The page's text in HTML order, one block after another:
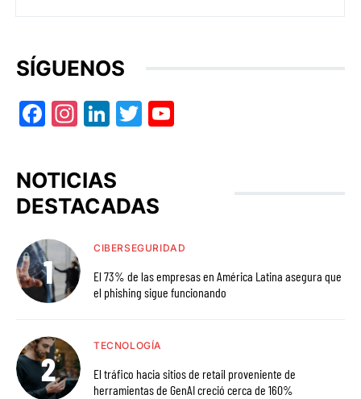
SÍGUENOS
Facebook
Instagram
LinkedIn
Twitter
NOTICIAS
DESTACADAS
CIBERSEGURIDAD
El 73% de las empresas en América Latina asegura que
el phishing sigue funcionando
TECNOLOGÍA
El tráfico hacia sitios de retail proveniente de
herramientas de GenAI creció cerca de 160%